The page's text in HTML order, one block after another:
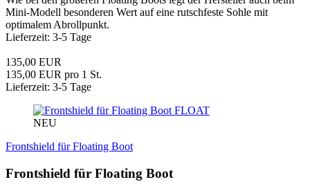
Mini-Modell besonderen Wert auf eine rutschfeste Sohle mit
optimalem Abrollpunkt.
Lieferzeit: 3-5 Tage
135,00 EUR
135,00 EUR pro 1 St.
Lieferzeit: 3-5 Tage
FLOAT
NEU
Frontshield für Floating Boot
Frontshield für Floating Boot